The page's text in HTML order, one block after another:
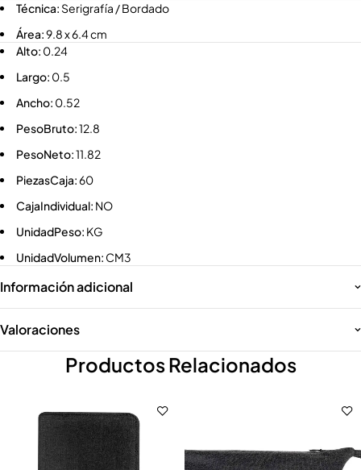
Técnica: Serigrafía / Bordado
Área:9.8 x 6.4 cm
Alto: 0.24
Largo: 0.5
Ancho: 0.52
PesoBruto:12.8
PesoNeto:11.82
PiezasCaja:60
CajaIndividual: NO
UnidadPeso: KG
UnidadVolumen: CM3
Información adicional
Valoraciones
Productos Relacionados